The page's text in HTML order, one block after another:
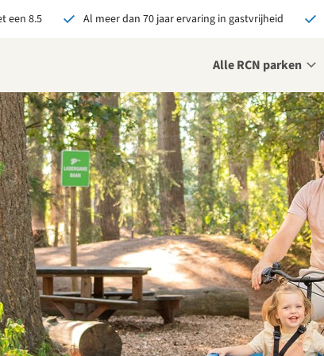
een 8.5 Al meer dan 70 jaar ervaring in gastvrijheid
Alle RCN parken
bij RCN boekt, krijg je:
De beste prijsgarantie
Exclusieve voordelen
Persoonlijk contact
alle voordelen